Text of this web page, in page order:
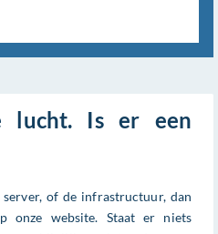
lucht. Is er een
of de infrastructuur, dan
onze website. Staat er niets